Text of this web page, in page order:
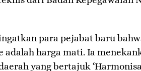
para pejabat baru
adalah harga mati. Ia
yang bertajuk